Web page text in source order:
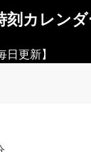
刻カレンダ
更新】